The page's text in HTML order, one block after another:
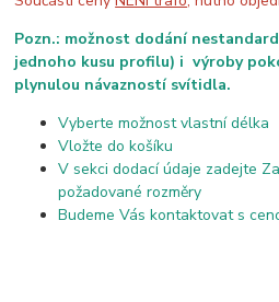
Pozn.: možnost dodání
jednoho kusu profilu) i výroby
plynulou návazností svítidla.
Vyberte možnost vlastní délka
Vložte do košíku
V sekci dodací údaje zadejte
požadované rozměry
Budeme Vás kontaktovat s